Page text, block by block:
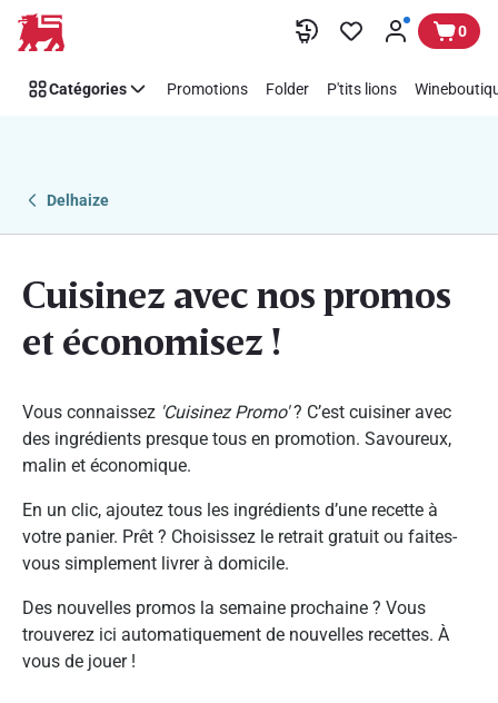
Passer
Cuisinez
Promo
0
Catégories Promotions Folder P'tits lions
Delhaize
Cuisinez avec nos promos
et économisez !
Vous connaissez 'Cuisinez Promo'? C’est cuisiner avec
des ingrédients presque tous en promotion. Savoureux,
malin et économique.
En un clic, ajoutez tous les ingrédients d’une recette à
votre panier. Prêt ? Choisissez le retrait gratuit ou faites-
vous simplement livrer à domicile.
Des nouvelles promos la semaine prochaine ? Vous
trouverez ici automatiquement de nouvelles recettes. À
vous de jouer !